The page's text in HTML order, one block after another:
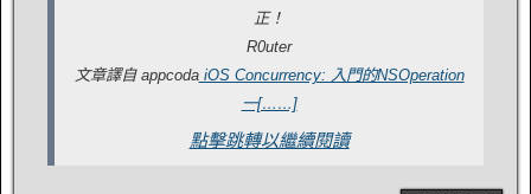
正！
R0uter
文章譯自 appcodaiOS Concurrency: 入門的NSOperation
一[……]
點擊跳轉以繼續閱讀